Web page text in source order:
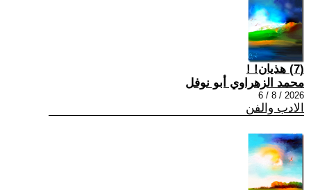
(7) هذيان! !
محمد الزهراوي أبو نوفل
2026 / 8 / 6
الادب والفن